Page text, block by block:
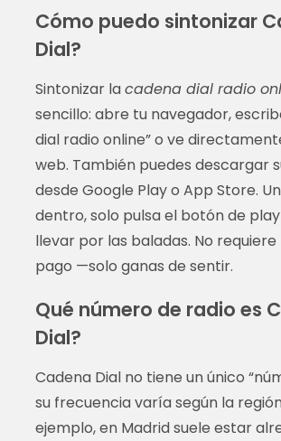
Cómo puedo sintonizar
Dial?
Sintonizar lacadena dial radio
sencillo: abre tu navegador,
dial radio online” o ve
web. También puedes descargar
desde Google Play o App Store.
dentro, solo pulsa el botón de
llevar por las baladas. No
pago —solo ganas de sentir.
Qué número de radio es
Dial?
Cadena Dial no tiene un único
su frecuencia varía según la
ejemplo, en Madrid suele estar